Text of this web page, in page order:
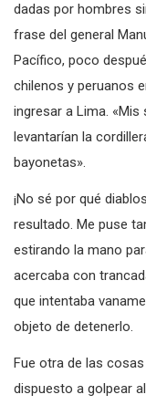
dadas por hombres
frase del general
Pacífico, poco
chilenos y peruanos
ingresar a Lima. «Mis
levantarían la
bayonetas».
¡No sé por qué
resultado. Me puse
estirando la mano
acercaba con
que intentaba
objeto de detenerlo.
Fue otra de las
dispuesto a golpear